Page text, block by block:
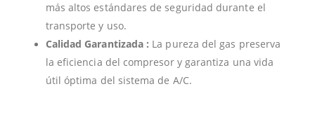
más altos estándares de seguridad durante el
transporte y uso.
Calidad Garantizada : La pureza del gas preserva
la eficiencia del compresor y garantiza una vida
útil óptima del sistema de A/C.